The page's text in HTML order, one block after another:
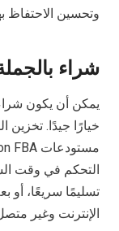
وتحسين الاحتفاظ
شراء
يمكن أن يكون
خيارًا جيدًا. تخزين
التحكم في وقت
تسليمًا سريعًا، أو
الإنترنت وغير